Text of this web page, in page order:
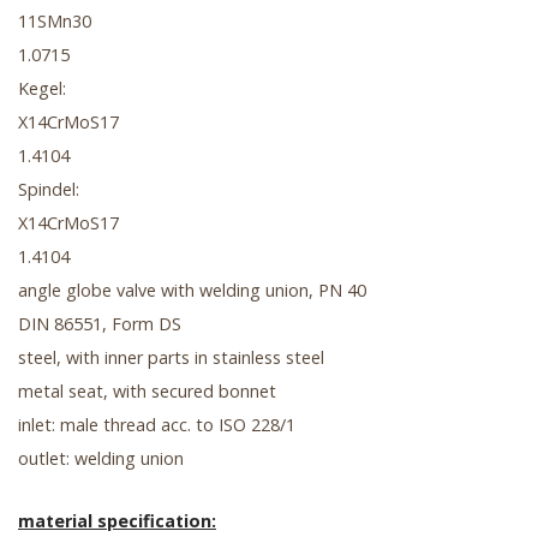
11SMn30
1.0715
Kegel:
X14CrMoS17
1.4104
Spindel:
X14CrMoS17
1.4104
angle globe valve with welding union, PN 40
DIN 86551, Form DS
steel, with inner parts in stainless steel
metal seat, with secured bonnet
inlet: male thread acc. to ISO 228/1
outlet: welding union
material specification: